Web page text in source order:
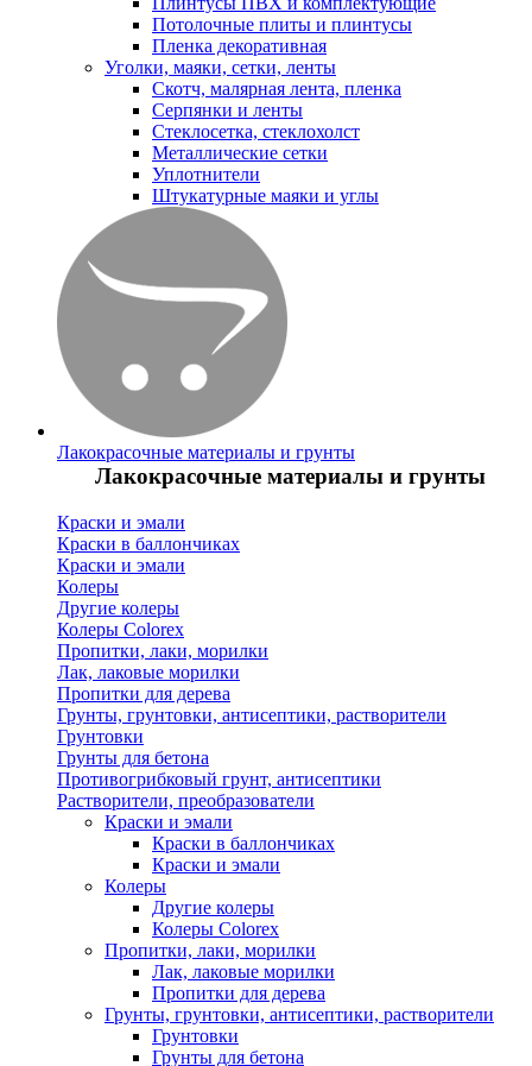
Потолочные плиты и плинтусы
Пленка декоративная
Уголки, маяки, сетки, ленты
Скотч, малярная лента, пленка
Серпянки и ленты
Стеклосетка, стеклохолст
Металлические сетки
Уплотнители
Штукатурные маяки и углы
Лакокрасочные материалы и грунты
Лакокрасочные материалы и грунты
Краски и эмали
Краски в баллончиках
Краски и эмали
Колеры
Другие колеры
Колеры Colorex
Пропитки, лаки, морилки
Лак, лаковые морилки
Пропитки для дерева
Грунты, грунтовки, антисептики, растворители
Грунтовки
Грунты для бетона
Противогрибковый грунт, антисептики
Растворители, преобразователи
Краски и эмали
Краски в баллончиках
Краски и эмали
Колеры
Другие колеры
Колеры Colorex
Пропитки, лаки, морилки
Лак, лаковые морилки
Пропитки для дерева
Грунты, грунтовки, антисептики, растворители
Грунтовки
Грунты для бетона